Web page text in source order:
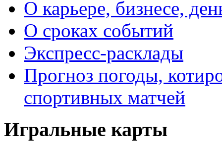
О карьере, бизнесе,
О сроках событий
Экспресс-расклады
Прогноз погоды,
спортивных матчей
Игральные карты